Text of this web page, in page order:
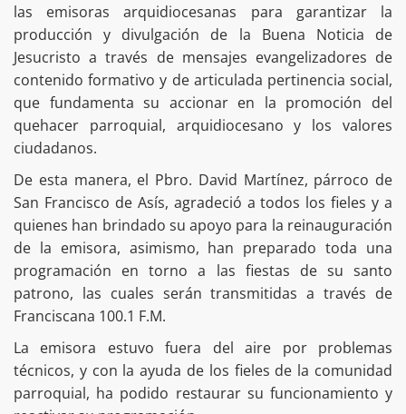
las emisoras arquidiocesanas para garantizar la
producción y divulgación de la Buena Noticia de
Jesucristo a través de mensajes evangelizadores de
contenido formativo y de articulada pertinencia social,
que fundamenta su accionar en la promoción del
quehacer parroquial, arquidiocesano y los valores
ciudadanos.
De esta manera, el Pbro. David Martínez, párroco de
San Francisco de Asís, agradeció a todos los fieles y a
quienes han brindado su apoyo para la reinauguración
de la emisora, asimismo, han preparado toda una
programación en torno a las fiestas de su santo
patrono, las cuales serán transmitidas a través de
Franciscana 100.1 F.M.
La emisora estuvo fuera del aire por problemas
técnicos, y con la ayuda de los fieles de la comunidad
parroquial, ha podido restaurar su funcionamiento y